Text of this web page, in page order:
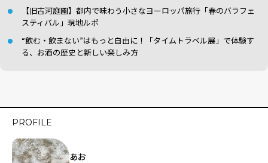
【旧古河庭園】都内で味わう小さなヨーロッパ旅行「春のバラフェ
スティバル」現地ルポ
“飲む・飲まない”はもっと自由に！「タイムトラベル展」で体験す
る、お酒の歴史と新しい楽しみ方
PROFILE
あお